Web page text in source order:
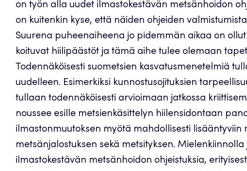
on työn alla uudet ilmastokestävän metsänhoidon
on kuitenkin kyse, että näiden ohjeiden
Suurena puheenaiheena jo pidemmän aikaa on
koituvat hiilipäästöt ja tämä aihe tulee olemaan
Todennäköisesti suometsien kasvatusmenetelmiä
uudelleen. Esimerkiksi kunnostusojituksien
tullaan todennäköisesti arvioimaan jatkossa
noussee esille metsienkäsittelyn hiilensidontaan
ilmastonmuutoksen myötä mahdollisesti lisääntyviin
metsänjalostuksen sekä metsityksen.
ilmastokestävän metsänhoidon ohjeistuksia,